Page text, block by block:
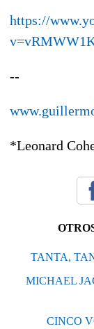
https://
--
*Leonard
TANTA,
MICHAEL
CINCO